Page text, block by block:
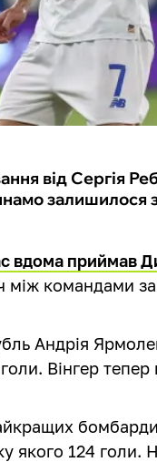
від Сергія
залишилося
вдома приймав
між командами
Андрія
Вінгер
124 голи.